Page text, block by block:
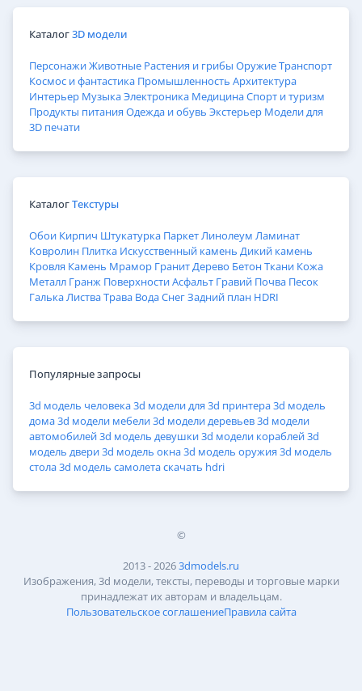
Каталог3D модели
ПерсонажиЖивотные Растения и грибы ОружиеТранспорт
Космос и фантастика Промышленность Архитектура
Интерьер МузыкаЭлектроника МедицинаСпорт и туризм
Продукты питания Одежда и обувь Экстерьер Модели для
3D печати
КаталогТекстуры
Обои Кирпич Штукатурка ПаркетЛинолеум Ламинат
Ковролин Плитка Искусственный камень Дикий камень
Кровля Камень Мрамор ГранитДерево БетонТкани Кожа
Металл Гранж ПоверхностиАсфальт Гравий Почва Песок
ГалькаЛистваТрава ВодаСнегЗадний план HDRI
Популярные запросы
3d модель человека3d модели для 3d принтера3d модель
дома3d модели мебели3d модели деревьев3d модели
автомобилей3d модель девушки3d модели кораблей3d
модель двери3d модель окна3d модель оружия 3d модель
стола3d модель самолетаскачать hdri
©
2013 - 20263dmodels.ru
Изображения, 3d модели, тексты, переводы и торговые марки
принадлежат их авторам и владельцам.
Пользовательское соглашениеПравила сайта